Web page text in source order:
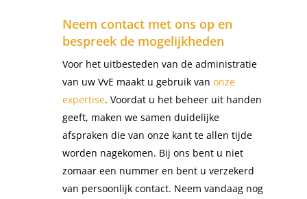
Neem contact met ons op en
bespreek de mogelijkheden
Voor het uitbesteden van de administratie
van uw VvE maakt u gebruik van onze
expertise. Voordat u het beheer uit handen
geeft, maken we samen duidelijke
afspraken die van onze kant te allen tijde
worden nagekomen. Bij ons bent u niet
zomaar een nummer en bent u verzekerd
van persoonlijk contact. Neem vandaag nog